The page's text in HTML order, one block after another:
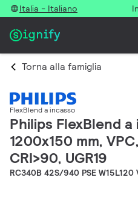
Italia - Italiano
Torna alla famiglia
FlexBlend a incasso
Philips FlexBlend
1200x150 mm,
CRI>90, UGR19
RC340B 42S/940 PSE W15L120